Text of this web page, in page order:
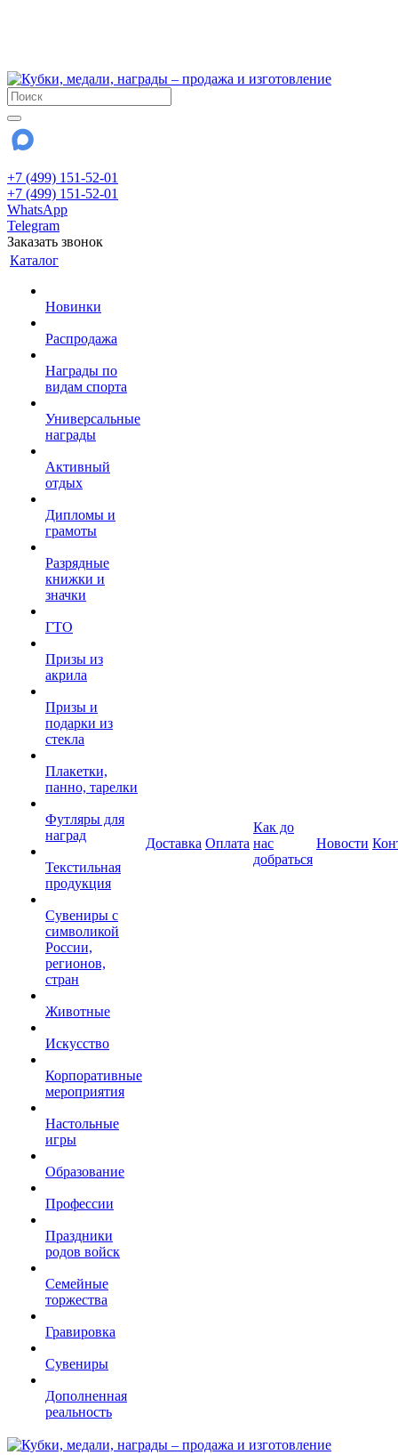
+7 (499) 151-52-01
+7 (499) 151-52-01
WhatsApp
Telegram
Заказать звонок
Каталог
Новинки
Распродажа
Награды по
видам спорта
Универсальные
награды
Активный
отдых
Дипломы и
грамоты
Разрядные
книжки и
значки
ГТО
Призы из
акрила
Призы и
подарки из
стекла
Плакетки,
панно, тарелки
Футляры для
наград
Текстильная
продукция
Сувениры с
символикой
России,
регионов,
стран
Животные
Искусство
Корпоративные
мероприятия
Настольные
игры
Образование
Профессии
Праздники
родов войск
Семейные
торжества
Гравировка
Сувениры
Дополненная
реальность
Доставка Оплата
Как до
нас
добраться
Новости